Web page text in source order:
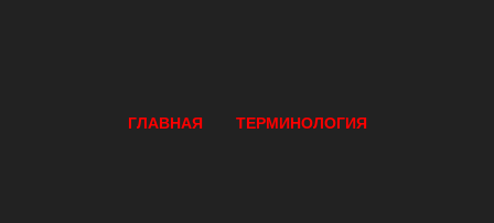
ГЛАВНАЯ ТЕРМИНОЛОГИЯ